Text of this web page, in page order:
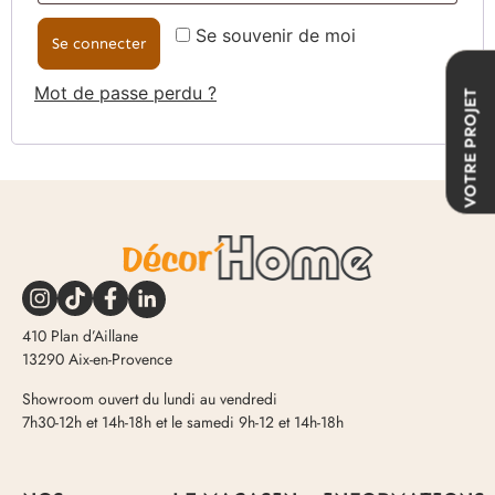
VOTRE PROJET
Se souvenir de moi
Se connecter
Mot de passe perdu ?
410 Plan d’Aillane
13290 Aix-en-Provence
Showroom ouvert du lundi au vendredi
7h30-12h et 14h-18h et le samedi 9h-12 et 14h-18h